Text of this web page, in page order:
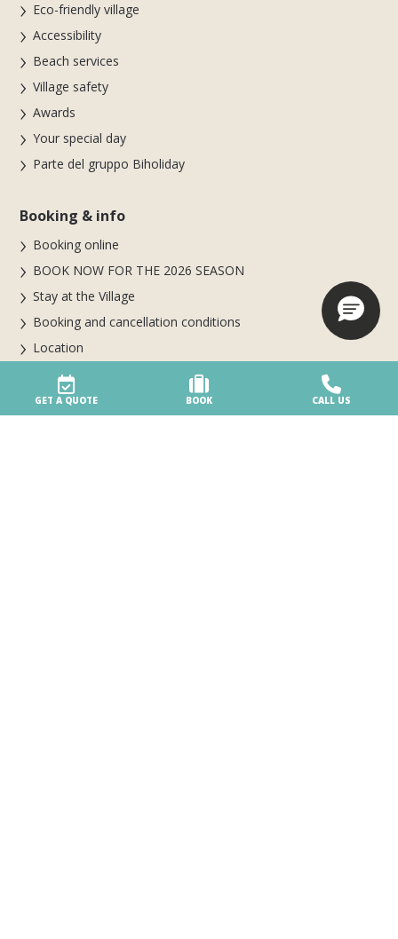
GET A QUOTE BOOK CALL US
Eco-friendly village
Accessibility
Beach services
Village safety
Awards
Your special day
Parte del gruppo Biholiday
Booking & info
Booking online
BOOK NOW FOR THE 2026 SEASON
Stay at the Village
Booking and cancellation conditions
Location
Contacts